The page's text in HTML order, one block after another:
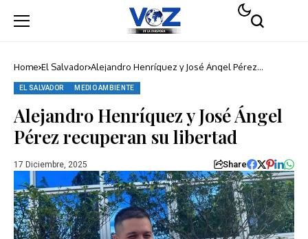
Home El Salvador Alejandro Henríquez y José Ángel Pérez
EL SALVADOR MEDIO AMBIENTE
Alejandro Henríquez y José Ángel
Pérez recuperan su libertad
17 Diciembre, 2025 Share